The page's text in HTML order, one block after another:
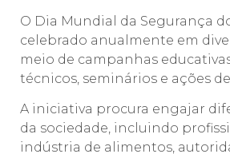
O Dia Mundial da Segurança
celebrado anualmente em
meio de campanhas
técnicos, seminários e ações
A iniciativa procura engajar
da sociedade, incluindo
indústria de alimentos,